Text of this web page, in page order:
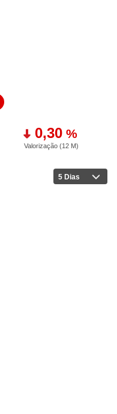
0,30 %
Valorização (12 M)
5 Dias